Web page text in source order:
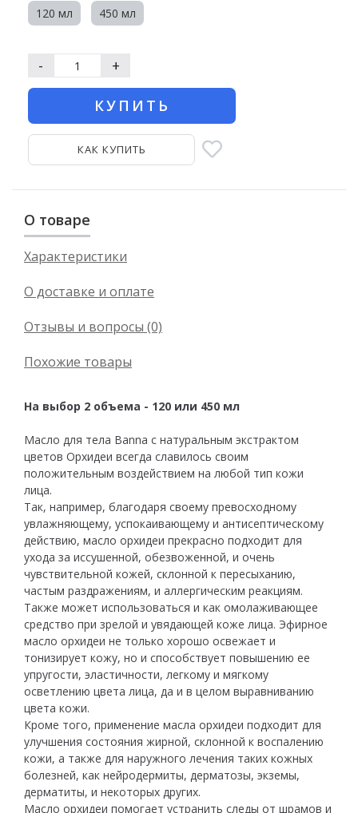
120 мл
450 мл
- +
КУПИТЬ
КАК КУПИТЬ
О товаре
Характеристики
О доставке и оплате
Отзывы и вопросы (0)
Похожие товары
На выбор 2 объема - 120 или 450 мл
Масло для тела Banna с натуральным экстрактом
цветов Орхидеи всегда славилось своим
положительным воздействием на любой тип кожи
лица.
Так, например, благодаря своему превосходному
увлажняющему, успокаивающему и антисептическому
действию, масло орхидеи прекрасно подходит для
ухода за иссушенной, обезвоженной, и очень
чувствительной кожей, склонной к пересыханию,
частым раздражениям, и аллергическим реакциям.
Также может использоваться и как омолаживающее
средство при зрелой и увядающей коже лица. Эфирное
масло орхидеи не только хорошо освежает и
тонизирует кожу, но и способствует повышению ее
упругости, эластичности, легкому и мягкому
осветлению цвета лица, да и в целом выравниванию
цвета кожи.
Кроме того, применение масла орхидеи подходит для
улучшения состояния жирной, склонной к воспалению
кожи, а также для наружного лечения таких кожных
болезней, как нейродермиты, дерматозы, экземы,
дерматиты, и некоторых других.
Масло орхидеи помогает устранить следы от шрамов и